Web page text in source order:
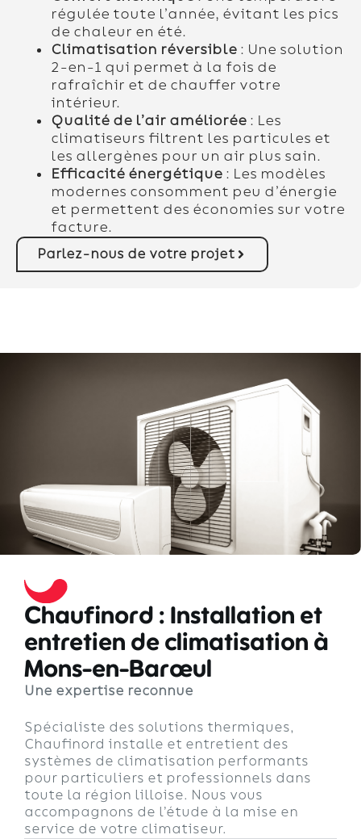
régulée toute l’année, évitant les pics
de chaleur en été.
Climatisation réversible: Une solution
2-en-1 qui permet à la fois de
rafraîchir et de chauffer votre
intérieur.
Qualité de l’air améliorée: Les
climatiseurs filtrent les particules et
les allergènes pour un air plus sain.
Efficacité énergétique: Les modèles
modernes consomment peu d’énergie
et permettent des économies sur votre
facture.
Parlez-nous de votre projet
Chaufinord : Installation et
entretien de climatisation à
Mons-en-Barœul
Une expertise reconnue
Spécialiste des solutions thermiques,
Chaufinord installe et entretient des
systèmes de climatisation performants
pour particuliers et professionnels dans
toute la région lilloise. Nous vous
accompagnons de l’étude à la mise en
service de votre climatiseur.